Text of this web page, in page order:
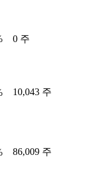
0 주
10,043 주
86,009 주